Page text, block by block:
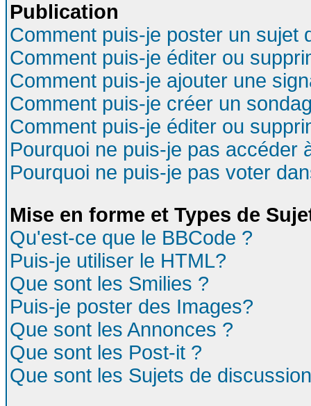
Publication
Comment puis-je poster un sujet
Comment puis-je éditer ou
Comment puis-je ajouter une
Comment puis-je créer un
Comment puis-je éditer ou
Pourquoi ne puis-je pas accéder
Pourquoi ne puis-je pas voter
Mise en forme et Types de
Qu'est-ce que le BBCode ?
Puis-je utiliser le HTML?
Que sont les Smilies ?
Puis-je poster des Images?
Que sont les Annonces ?
Que sont les Post-it ?
Que sont les Sujets de